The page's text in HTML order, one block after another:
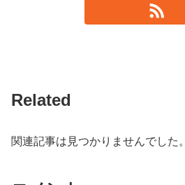
Related
関連記事は見つかりませんでした。